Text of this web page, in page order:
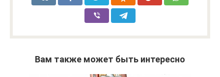
Вам также может быть интересно